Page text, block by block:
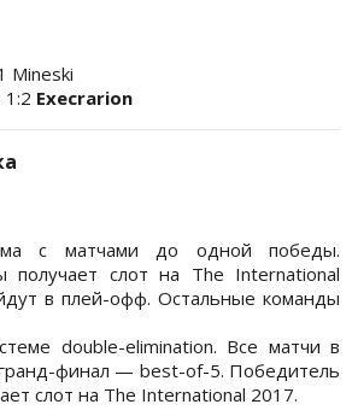
Mineski
1:2 Execrarion
с матчами до одной победы.
получает слот на The International
в плей-офф. Остальные команды
double-elimination. Все матчи в
финал — best-of-5. Победитель
слот на The International 2017.